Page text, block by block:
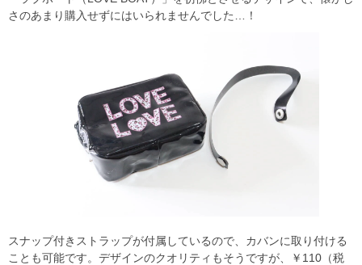
さのあまり購入せずにはいられませんでした…！
スナップ付きストラップが付属しているので、カバンに取り付ける
ことも可能です。デザインのクオリティもそうですが、￥110（税